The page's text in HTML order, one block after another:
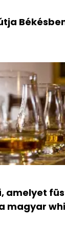
amelyet
magyar